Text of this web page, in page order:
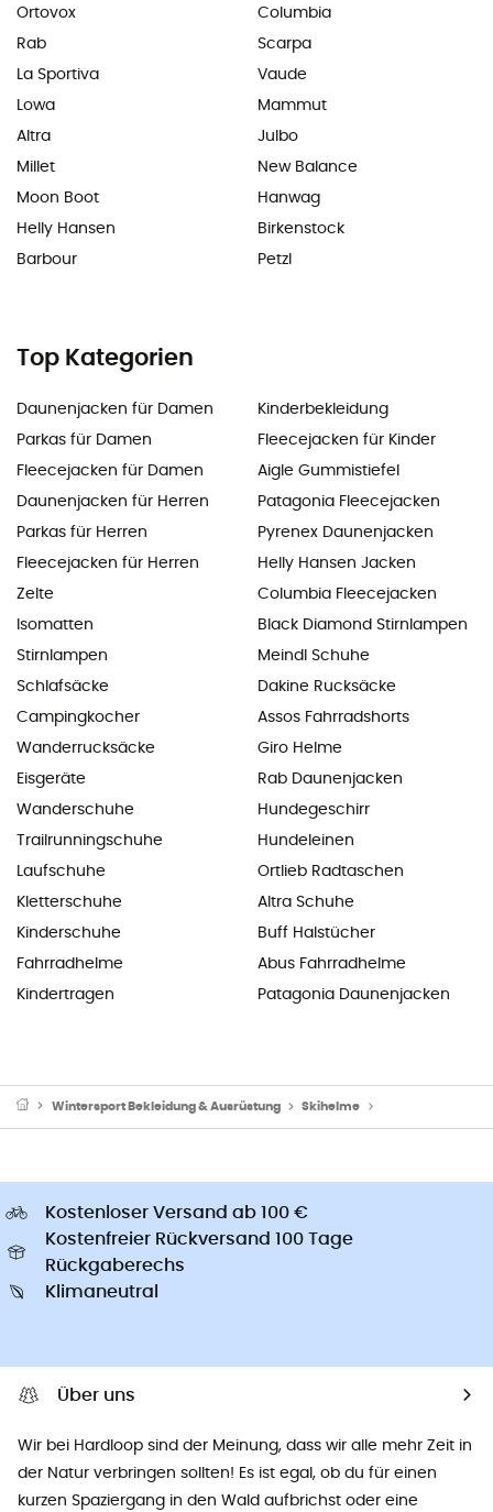
Ortovox
Rab
La Sportiva
Lowa
Altra
Millet
Moon Boot
Helly Hansen
Barbour
Columbia
Scarpa
Vaude
Mammut
Julbo
New Balance
Hanwag
Birkenstock
Petzl
Top Kategorien
Daunenjacken für Damen
Parkas für Damen
Fleecejacken für Damen
Daunenjacken für Herren
Parkas für Herren
Fleecejacken für Herren
Zelte
Isomatten
Stirnlampen
Schlafsäcke
Campingkocher
Wanderrucksäcke
Eisgeräte
Wanderschuhe
Trailrunningschuhe
Laufschuhe
Kletterschuhe
Kinderschuhe
Fahrradhelme
Kindertragen
Kinderbekleidung
Fleecejacken für Kinder
Aigle Gummistiefel
Patagonia Fleecejacken
Pyrenex Daunenjacken
Helly Hansen Jacken
Columbia Fleecejacken
Black Diamond Stirnlampen
Meindl Schuhe
Dakine Rucksäcke
Assos Fahrradshorts
Giro Helme
Rab Daunenjacken
Hundegeschirr
Hundeleinen
Ortlieb Radtaschen
Altra Schuhe
Buff Halstücher
Abus Fahrradhelme
Patagonia Daunenjacken
Wintersport Bekleidung & Ausrüstung Skihelme
Kostenloser Versand ab 100 €
Kostenfreier Rückversand 100 Tage
Rückgaberechs
Klimaneutral
Über uns
Wir bei Hardloop sind der Meinung, dass wir alle mehr Zeit in
der Natur verbringen sollten! Es ist egal, ob du für einen
kurzen Spaziergang in den Wald aufbrichst oder eine